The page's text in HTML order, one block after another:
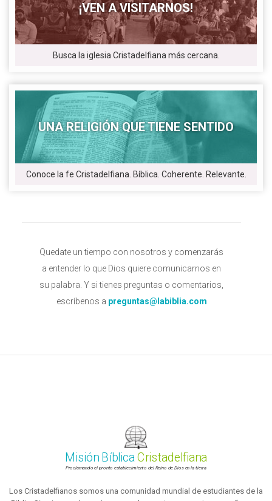
¡VEN A VISITARNOS!
Busca la iglesia Cristadelfiana más cercana.
UNA RELIGIÓN QUE TIENE SENTIDO
Conoce la fe Cristadelfiana. Bíblica. Coherente. Relevante.
Quedate un tiempo con nosotros y comenzarás
a entender lo que Dios quiere comunicarnos en
su palabra. Y si tienes preguntas o comentarios,
escríbenos a preguntas@labiblia.com
Misión BíblicaCristadelfiana
Proclamando el pronto establecimiento del Reino de Dios en la tierra
Los Cristadelfianos somos una comunidad mundial de estudiantes de la